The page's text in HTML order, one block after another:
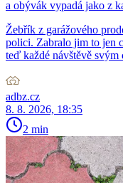
a obývák vypadá jako z
Žebřík z garážového
polici. Zabralo jim to jen
teď každé návštěvě
adbz.cz
8. 8. 2026, 18:35
2 min